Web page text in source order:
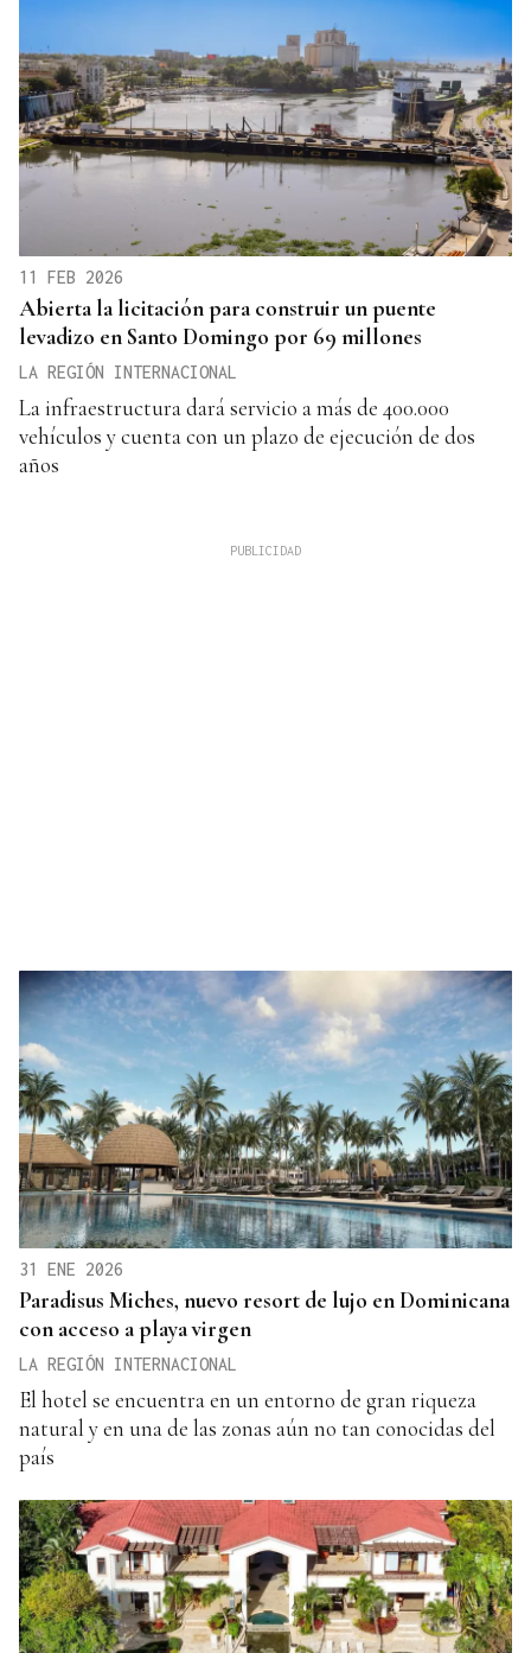
11 FEB 2026
Abierta la licitación para construir un puente
levadizo en Santo Domingo por 69 millones
LA REGIÓN INTERNACIONAL
La infraestructura dará servicio a más de 400.000
vehículos y cuenta con un plazo de ejecución de dos
años
31 ENE 2026
Paradisus Miches, nuevo resort de lujo en Dominicana
con acceso a playa virgen
LA REGIÓN INTERNACIONAL
El hotel se encuentra en un entorno de gran riqueza
natural y en una de las zonas aún no tan conocidas del
país